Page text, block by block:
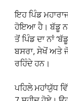
ਇਹ ਪਿੰਡ
ਹੋਇਆ ਹੈ। ਬੱਡੂ ਨਾਂ
ਤੋਂ ਪਿੰਡ ਦਾ ਨਾਂ
ਬਸਰਾ, ਸੇਖੋਂ ਅਤੇ
ਰਹਿੰਦੇ ਹਨ।
ਪਹਿਲੇ ਮਹਾਂਯੁੱਧ